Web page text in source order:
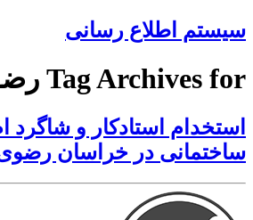
سیستم اطلاع رسانی
Tag Archives for رضوی دی
استخدام استادکار و شاگرد
ساختمانی در خراسان